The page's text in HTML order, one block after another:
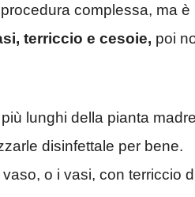
complessa, ma
terriccio e cesoie, poi
lunghi della pianta
disinfettale per bene.
o i vasi, con terriccio